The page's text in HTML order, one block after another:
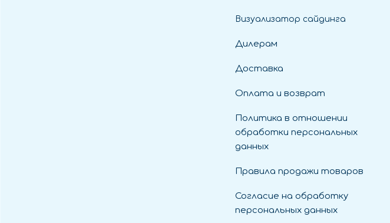
Визуализатор сайдинга
Дилерам
Доставка
Оплата и возврат
Политика в отношении
обработки персональных
данных
Правила продажи товаров
Согласие на обработку
персональных данных